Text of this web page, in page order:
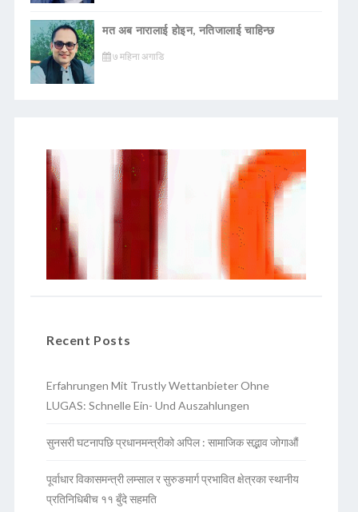
मत अब नारालाई होइन, नतिजालाई चाहिन्छ
७ महिना अगाडि
Recent Posts
Erfahrungen Mit Trustly Wettanbieter Ohne
LUGAS: Schnelle Ein- Und Auszahlungen
सुनसरी घटनापछि प्रधानमन्त्रीको अपिल : सामाजिक सद्भाव जोगाऔं
पूर्वाधार विकासमन्त्री लम्साल र सुरुङमार्ग प्रभावित क्षेत्रका स्थानीय
प्रतिनिधिबीच ११ बुँदे सहमति